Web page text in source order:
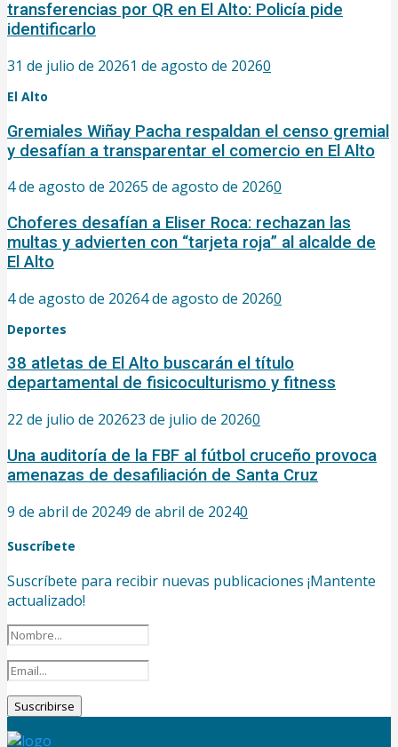
transferencias por QR en El Alto: Policía pide
identificarlo
31 de julio de 20261 de agosto de 20260
El Alto
Gremiales Wiñay Pacha respaldan el censo gremial
y desafían a transparentar el comercio en El Alto
4 de agosto de 20265 de agosto de 20260
Choferes desafían a Eliser Roca: rechazan las
multas y advierten con “tarjeta roja” al alcalde de
El Alto
4 de agosto de 20264 de agosto de 20260
Deportes
38 atletas de El Alto buscarán el título
departamental de fisicoculturismo y fitness
22 de julio de 202623 de julio de 20260
Una auditoría de la FBF al fútbol cruceño provoca
amenazas de desafiliación de Santa Cruz
9 de abril de 20249 de abril de 20240
Suscríbete
Suscríbete para recibir nuevas publicaciones ¡Mantente
actualizado!